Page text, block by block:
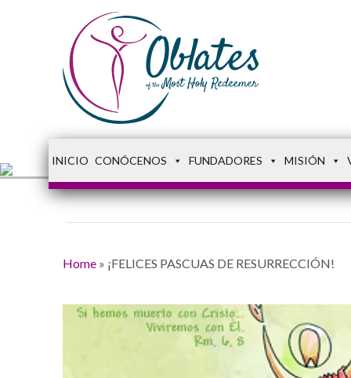
INICIO CONÓCENOS FUNDADORES MISIÓN
Home» ¡FELICES PASCUAS DE RESURRECCIÓN!